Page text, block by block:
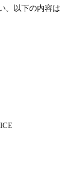
。以下の内容は